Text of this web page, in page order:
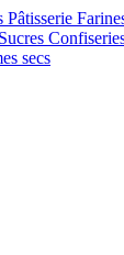
Pâtisserie
secs